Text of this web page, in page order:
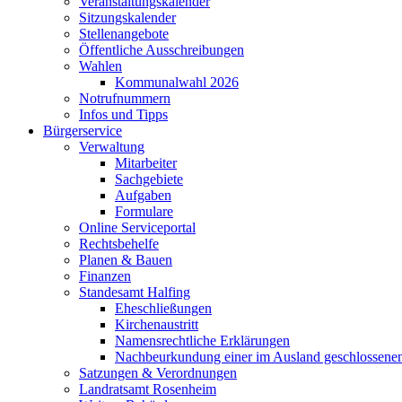
Sitzungskalender
Stellenangebote
Öffentliche Ausschreibungen
Wahlen
Kommunalwahl 2026
Notrufnummern
Infos und Tipps
Bürgerservice
Verwaltung
Mitarbeiter
Sachgebiete
Aufgaben
Formulare
Online Serviceportal
Rechtsbehelfe
Planen & Bauen
Finanzen
Standesamt Halfing
Eheschließungen
Kirchenaustritt
Namensrechtliche Erklärungen
Nachbeurkundung einer im Ausland
Satzungen & Verordnungen
Landratsamt Rosenheim